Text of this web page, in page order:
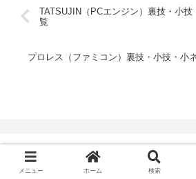
TATSUJIN（PCエンジン）裏技・小
覧
プロレス（ファミコン）裏技・小技・小
メニュー ホーム 検索